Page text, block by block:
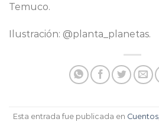
Temuco.
Ilustración: @planta_planetas.
Esta entrada fue publicada en Cuentos,